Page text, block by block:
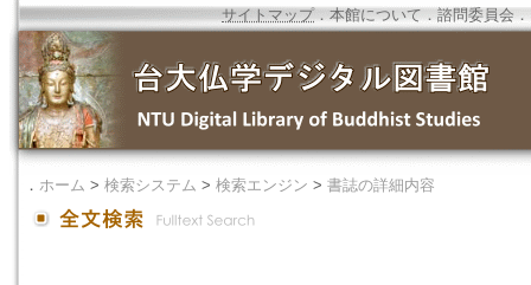
サイトマップ．本館について ． 諮問委員会 ．
． ホーム > 検索システム > 検索エンジン > 書誌の詳細内容